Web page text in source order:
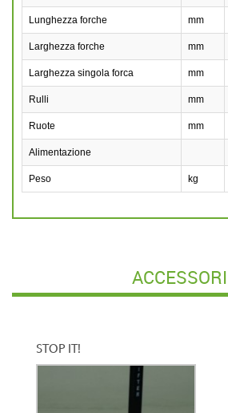
Lunghezza forche mm
Larghezza forche mm
Larghezza singola forca mm
Rulli mm
Ruote mm
Alimentazione
Peso kg
ACCESSORI
STOP IT!